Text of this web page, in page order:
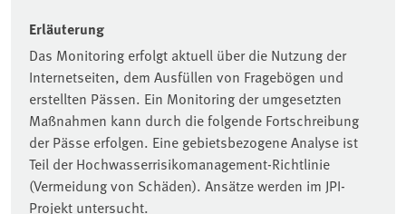
Erläuterung
Das Monitoring erfolgt aktuell über die Nutzung der
Internetseiten, dem Ausfüllen von Fragebögen und
erstellten Pässen. Ein Monitoring der umgesetzten
Maßnahmen kann durch die folgende Fortschreibung
der Pässe erfolgen. Eine gebietsbezogene Analyse ist
Teil der Hochwasserrisikomanagement-Richtlinie
(Vermeidung von Schäden). Ansätze werden im JPI-
Projekt untersucht.